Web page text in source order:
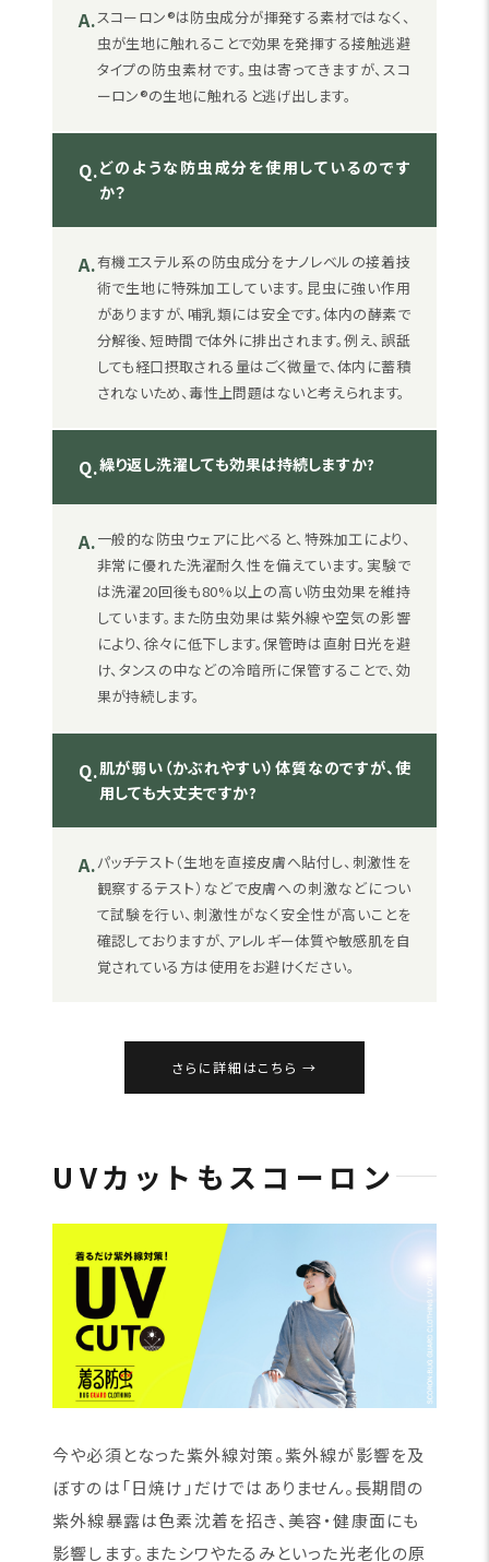
A.スコーロン®は防虫成分が揮発する素材ではなく、
虫が生地に触れることで効果を発揮する接触逃避
タイプの防虫素材です。虫は寄ってきますが、スコ
ーロン®の生地に触れると逃げ出します。
Q.どのような防虫成分を使用しているのです
か？
A.有機エステル系の防虫成分をナノレベルの接着技
術で生地に特殊加工しています。昆虫に強い作用
がありますが、哺乳類には安全です。体内の酵素で
分解後、短時間で体外に排出されます。例え、誤舐
しても経口摂取される量はごく微量で、体内に蓄積
されないため、毒性上問題はないと考えられます。
Q.繰り返し洗濯しても効果は持続しますか?
A.一般的な防虫ウェアに比べると、特殊加工により、
非常に優れた洗濯耐久性を備えています。実験で
は洗濯20回後も80%以上の高い防虫効果を維持
しています。また防虫効果は紫外線や空気の影響
により、徐々に低下します。保管時は直射日光を避
け、タンスの中などの冷暗所に保管することで、効
果が持続します。
Q.肌が弱い（かぶれやすい）体質なのですが、使
用しても大丈夫ですか?
A.パッチテスト（生地を直接皮膚へ貼付し、刺激性を
観察するテスト）などで皮膚への刺激などについ
て試験を行い、刺激性がなく安全性が高いことを
確認しておりますが、アレルギー体質や敏感肌を自
覚されている方は使用をお避けください。
さらに詳細はこちら
UVカットもスコーロン
今や必須となった紫外線対策。紫外線が影響を及
ぼすのは「日焼け」だけではありません。長期間の
紫外線暴露は色素沈着を招き、美容・健康面にも
影響します。またシワやたるみといった光老化の原